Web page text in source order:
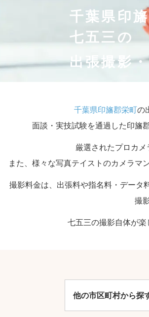
千葉県印
七五三の
出張撮影
千葉県印旛郡栄町の
面談・実技試験を通過した印旛
厳選されたプロカメ
また、様々な写真テイストのカメラマ
撮影料金は、出張料や指名料・データ
撮
七五三の撮影自体が楽
他の市区町村から探